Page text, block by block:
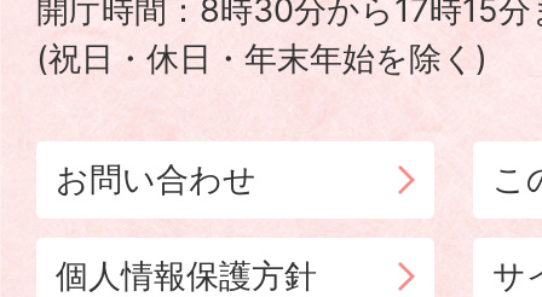
開庁時間：8時30分から17時15分
(祝日・休日・年末年始を除く)
お問い合わせ こ
個人情報保護方針 サ